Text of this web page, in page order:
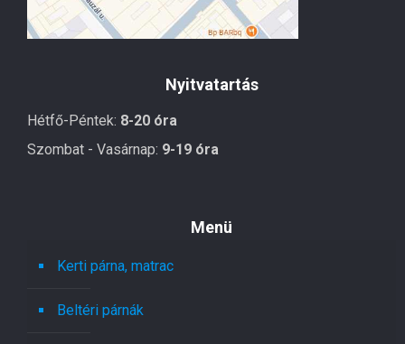
Nyitvatartás
Hétfő-Péntek: 8-20 óra
Szombat - Vasárnap: 9-19 óra
Menü
Kerti párna, matrac
Beltéri párnák